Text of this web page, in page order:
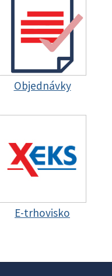
Objednávky
E-trhovisko